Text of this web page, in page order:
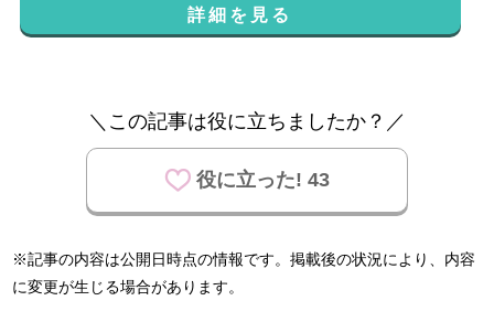
詳細を見る
＼この記事は役に立ちましたか？／
役に立った! 43
※記事の内容は公開日時点の情報です。掲載後の状況により、内容
に変更が生じる場合があります。